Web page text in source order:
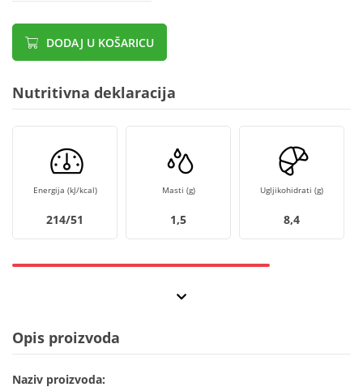
DODAJ U KOŠARICU
Nutritivna deklaracija
Energija (kJ/kcal)
214/51
Masti (g)
1,5
Ugljikohidrati (g)
8,4
Opis proizvoda
Naziv proizvoda: